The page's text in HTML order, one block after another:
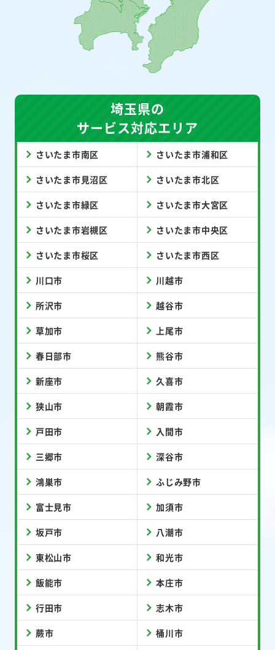
埼玉県の
サービス対応エリア
さいたま市南区 さいたま市浦和区
さいたま市見沼区 さいたま市北区
さいたま市緑区 さいたま市大宮区
さいたま市岩槻区 さいたま市中央区
さいたま市桜区 さいたま市西区
川口市 川越市
所沢市 越谷市
草加市 上尾市
春日部市 熊谷市
新座市 久喜市
狭山市 朝霞市
戸田市 入間市
三郷市 深谷市
鴻巣市 ふじみ野市
富士見市 加須市
坂戸市 八潮市
東松山市 和光市
飯能市 本庄市
行田市 志木市
蕨市 桶川市